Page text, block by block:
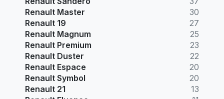
Renault Master
30
Renault 19
27
Renault Magnum
25
Renault Premium
23
Renault Duster
22
Renault Espace
20
Renault Symbol
20
Renault 21
13